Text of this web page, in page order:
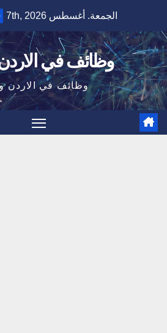
content
الجمعة. أغسطس 7th, 2026
وظائف في الاردن
وظائف في الاردن